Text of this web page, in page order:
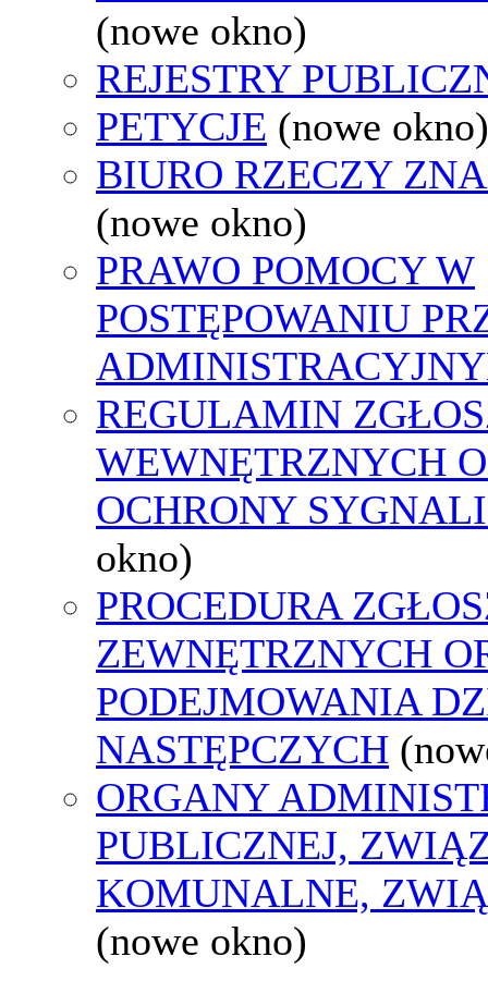
(nowe okno)
REJESTRY
PETYCJE (nowe okno)
BIURO RZECZY
(nowe okno)
PRAWO POMOCY W
POSTĘPOWANIU
REGULAMIN
WEWNĘTRZNYCH
OCHRONY
okno)
PROCEDURA
ZEWNĘTRZNYCH
PODEJMOWANIA
NASTĘPCZYCH
ORGANY
PUBLICZNEJ,
KOMUNALNE,
(nowe okno)